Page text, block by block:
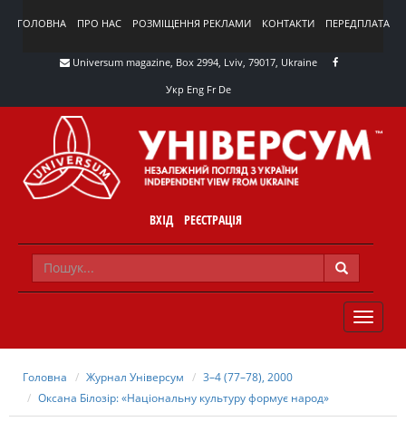
ГОЛОВНА ПРО НАС РОЗМІЩЕННЯ РЕКЛАМИ КОНТАКТИ ПЕРЕДПЛАТА
Universum magazine, Box 2994, Lviv, 79017, Ukraine
Укр Eng Fr De
ВХІД РЕЄСТРАЦІЯ
TOGGLE
Головна Журнал Універсум
3–4 (77–78), 2000
Оксана Білозір: «Національну культуру формує народ»